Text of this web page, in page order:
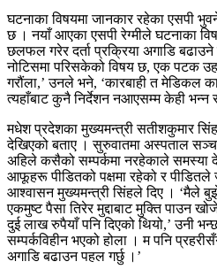
घटनाका विषयमा जानकार रहेका एसपी
छ । नयाँ आएका एसपी रेग्मीले घटनाका
छलफल गरेर दर्ता प्रक्रिया अगाडि बढाउने
नोटिसमा परिसकेको विषय छ, एक पटक
गरौंला,’ उनले भने, ‘कारबाही त मेडिकल
त्यहाँबाट कुनै निर्देशन नआएसम्म केही भन्न
मधेश प्रदेशका मुख्यमन्त्री सतीशकुमार
देखिएको बताए । सुरुवातमा अस्पताल
अहिले कसैको सम्पर्कमा नरहेकाले समस्या
आफूहरू पीडितको पक्षमा रहेको र पीडितले
आश्वासन मुख्यमन्त्री सिंहले दिए । ‘मैले
एकमुष्ट पैसा तिरेर मुद्दाबाट मुक्ति पाउन
दुई लाख रुपैयाँ पनि दिएको थियो,’ उनी
सम्पर्कविहीन भएको होला । म पनि
अगाडि बढाउन पहल गर्छु ।’